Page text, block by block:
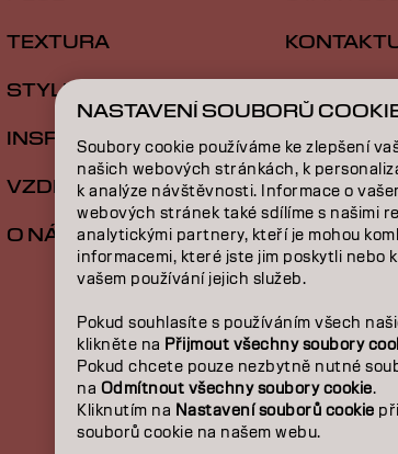
TEXTURA
STYLING
INSPIRACE
VZDĚLÁVÁNÍ
O NÁS
NASTAVENÍ SOUBORŮ
Soubory cookie používáme ke zlepšení
našich webových stránkách, k
k analýze návštěvnosti. Informace o
webových stránek také sdílíme s našimi
analytickými partnery, kteří je mohou
informacemi, které jste jim poskytli nebo
vašem používání jejich služeb.
Pokud souhlasíte s používáním všech
klikněte na Přijmout všechny soubory
Pokud chcete pouze nezbytně nutné
na Odmítnout všechny soubory cookie.
Kliknutím na Nastavení souborů cookie
souborů cookie na našem webu.